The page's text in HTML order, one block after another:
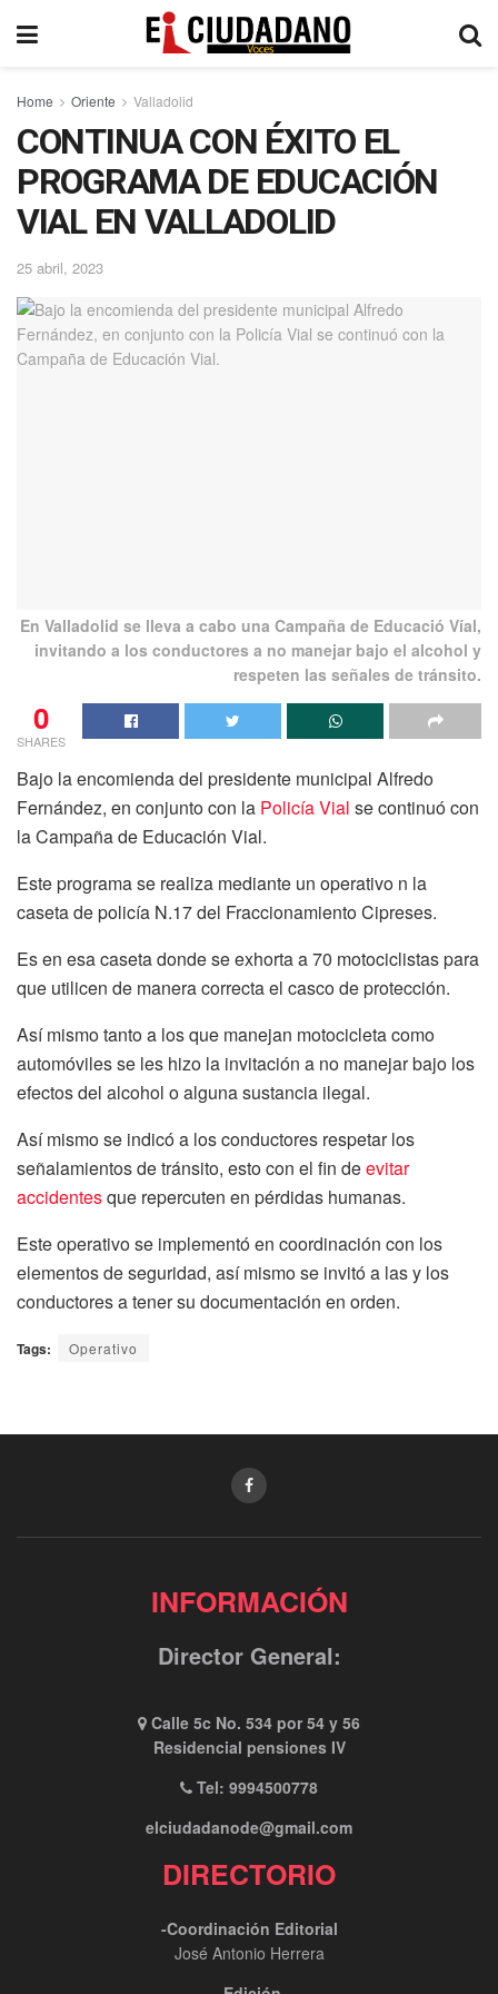
Home Oriente Valladolid
CONTINUA CON ÉXITO EL
PROGRAMA DE EDUCACIÓN
VIAL EN VALLADOLID
25 abril, 2023
En Valladolid se lleva a cabo una Campaña de Educació Víal,
invitando a los conductores a no manejar bajo el alcohol y
respeten las señales de tránsito.
0
SHARES
Bajo la encomienda del presidente municipal Alfredo
Fernández, en conjunto con la Policía Vial se continuó con
la Campaña de Educación Vial.
Este programa se realiza mediante un operativo n la
caseta de policía N.17 del Fraccionamiento Cipreses.
Es en esa caseta donde se exhorta a 70 motociclistas para
que utilicen de manera correcta el casco de protección.
Así mismo tanto a los que manejan motocicleta como
automóviles se les hizo la invitación a no manejar bajo los
efectos del alcohol o alguna sustancia ilegal.
Así mismo se indicó a los conductores respetar los
señalamientos de tránsito, esto con el fin deevitar
accidentesque repercuten en pérdidas humanas.
Este operativo se implementó en coordinación con los
elementos de seguridad, así mismo se invitó a las y los
conductores a tener su documentación en orden.
Tags: Operativo
INFORMACIÓN
Director General:
Calle 5c No. 534 por 54 y 56
Residencial pensiones IV
Tel: 9994500778
elciudadanode@gmail.com
DIRECTORIO
-Coordinación Editorial
José Antonio Herrera